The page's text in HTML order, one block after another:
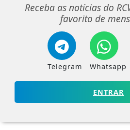
Receba as notícias do
favorito de
Telegram Whatsapp
ENTRAR